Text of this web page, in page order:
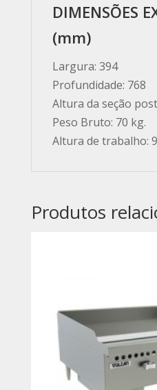
DIMENSÕES
(mm)
Largura: 394
Profundidade: 768
Altura da seção
Peso Bruto: 70 kg.
Altura de trabalho:
Produtos